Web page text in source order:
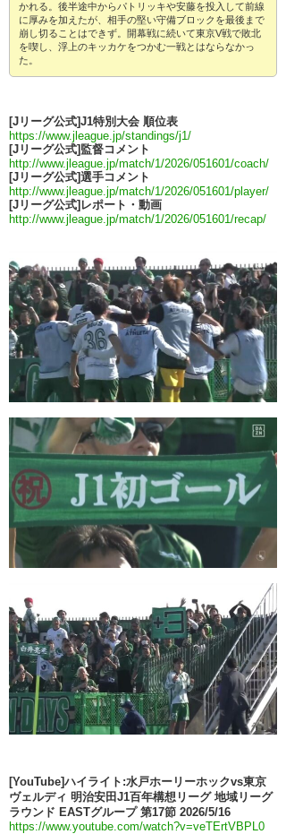
かれる。後半途中からパトリッキや安藤を投入して前線
に厚みを加えたが、相手の堅い守備ブロックを最後まで
崩し切ることはできず。開幕戦に続いて東京V戦で敗北
を喫し、浮上のキッカケをつかむ一戦とはならなかっ
た。
[Jリーグ公式]J1特別大会 順位表
https://www.jleague.jp/standings/j1/
[Jリーグ公式]監督コメント
http://www.jleague.jp/match/1/2026/051601/coach/
[Jリーグ公式]選手コメント
http://www.jleague.jp/match/1/2026/051601/player/
[Jリーグ公式]レポート・動画
http://www.jleague.jp/match/1/2026/051601/recap/
[YouTube]ハイライト:水戸ホーリーホックvs東京
ヴェルディ 明治安田J1百年構想リーグ 地域リーグ
ラウンド EASTグループ 第17節 2026/5/16
https://www.youtube.com/watch?v=veTErtVBPL0